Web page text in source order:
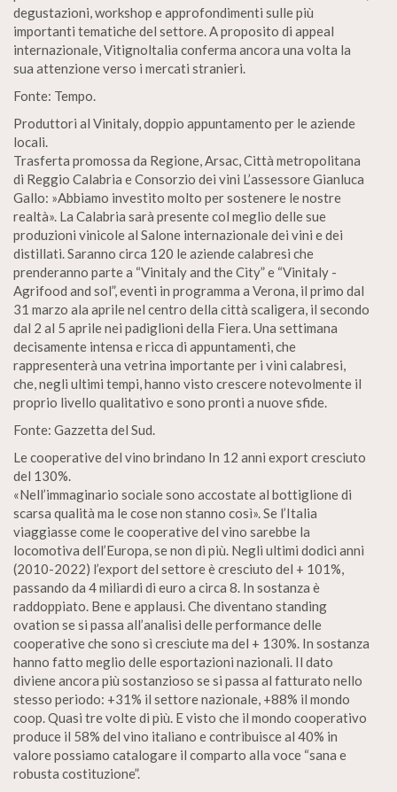
degustazioni, workshop e approfondimenti sulle più
importanti tematiche del settore. A proposito di appeal
internazionale, Vitignoltalia conferma ancora una volta la
sua attenzione verso i mercati stranieri.
Fonte: Tempo.
Produttori al Vinitaly, doppio appuntamento per le aziende
locali.
Trasferta promossa da Regione, Arsac, Città metropolitana
di Reggio Calabria e Consorzio dei vini L’assessore Gianluca
Gallo: »Abbiamo investito molto per sostenere le nostre
realtà». La Calabria sarà presente col meglio delle sue
produzioni vinicole al Salone internazionale dei vini e dei
distillati. Saranno circa 120 le aziende calabresi che
prenderanno parte a “Vinitaly and the City” e “Vinitaly -
Agrifood and sol”, eventi in programma a Verona, il primo dal
31 marzo ala aprile nel centro della città scaligera, il secondo
dal 2 al 5 aprile nei padiglioni della Fiera. Una settimana
decisamente intensa e ricca di appuntamenti, che
rappresenterà una vetrina importante per i vini calabresi,
che, negli ultimi tempi, hanno visto crescere notevolmente il
proprio livello qualitativo e sono pronti a nuove sfide.
Fonte: Gazzetta del Sud.
Le cooperative del vino brindano In 12 anni export cresciuto
del 130%.
«Nell’immaginario sociale sono accostate al bottiglione di
scarsa qualità ma le cose non stanno così». Se l’Italia
viaggiasse come le cooperative del vino sarebbe la
locomotiva dell’Europa, se non di più. Negli ultimi dodici anni
(2010-2022) l’export del settore è cresciuto del + 101%,
passando da 4 miliardi di euro a circa 8. In sostanza è
raddoppiato. Bene e applausi. Che diventano standing
ovation se si passa all’analisi delle performance delle
cooperative che sono sì cresciute ma del + 130%. In sostanza
hanno fatto meglio delle esportazioni nazionali. Il dato
diviene ancora più sostanzioso se si passa al fatturato nello
stesso periodo: +31% il settore nazionale, +88% il mondo
coop. Quasi tre volte di più. E visto che il mondo cooperativo
produce il 58% del vino italiano e contribuisce al 40% in
valore possiamo catalogare il comparto alla voce “sana e
robusta costituzione”.